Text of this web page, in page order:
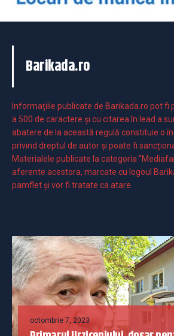
Barikada.ro
Informaţiile publicate de Barikada.ro pot fi
a 500 de caractere şi cu citarea în lead a
abatere de la această regulă constituie o
privind dreptul de autor și poate fi
Materialele publicate la categoria
aferente acestora, marcate cu logoul
pamflet și vor fi tratate ca atare.
octombrie 7, 2023